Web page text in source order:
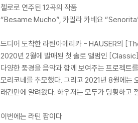
첼로로 연주된 12곡의 작품
“Besame Mucho”, 카밀라 카베요
드디어 도착한 라틴아메리카 - HAUSER의
2020년 2월에 발매된 첫 솔로 앨범인 [Classic]
다양한 풍경을 음악과 함께 보여주는 프로젝
모리코네를 추모했다. 그리고 2021년 8월에는
래간만에 알려왔다. 하우저는 모두가 당황하고
이번에는 라틴 팝이다